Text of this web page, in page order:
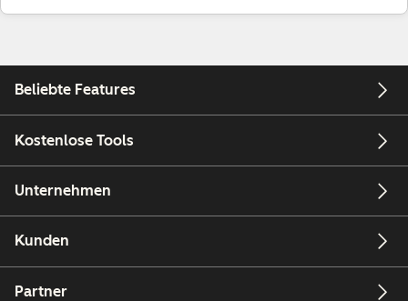
Beliebte Features
Kostenlose Tools
Unternehmen
Kunden
Partner